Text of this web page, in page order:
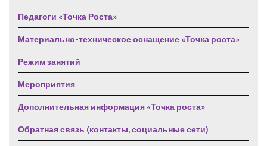
Педагоги «Точка Роста»
Материально-техническое оснащение «Точка роста»
Режим занятий
Мероприятия
Дополнительная информация «Точка роста»
Обратная связь (контакты, социальные сети)